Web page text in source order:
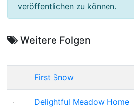
veröffentlichen zu können.
Weitere Folgen
First Snow
Delightful Meadow Home